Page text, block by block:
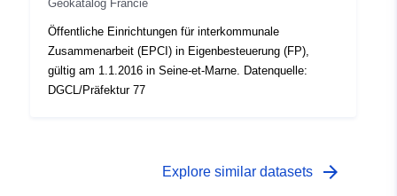
Geokatalog Francie
Öffentliche Einrichtungen für interkommunale
Zusammenarbeit (EPCI) in Eigenbesteuerung (FP),
gültig am 1.1.2016 in Seine-et-Marne. Datenquelle:
DGCL/Präfektur 77
Explore similar datasets arrow_forward